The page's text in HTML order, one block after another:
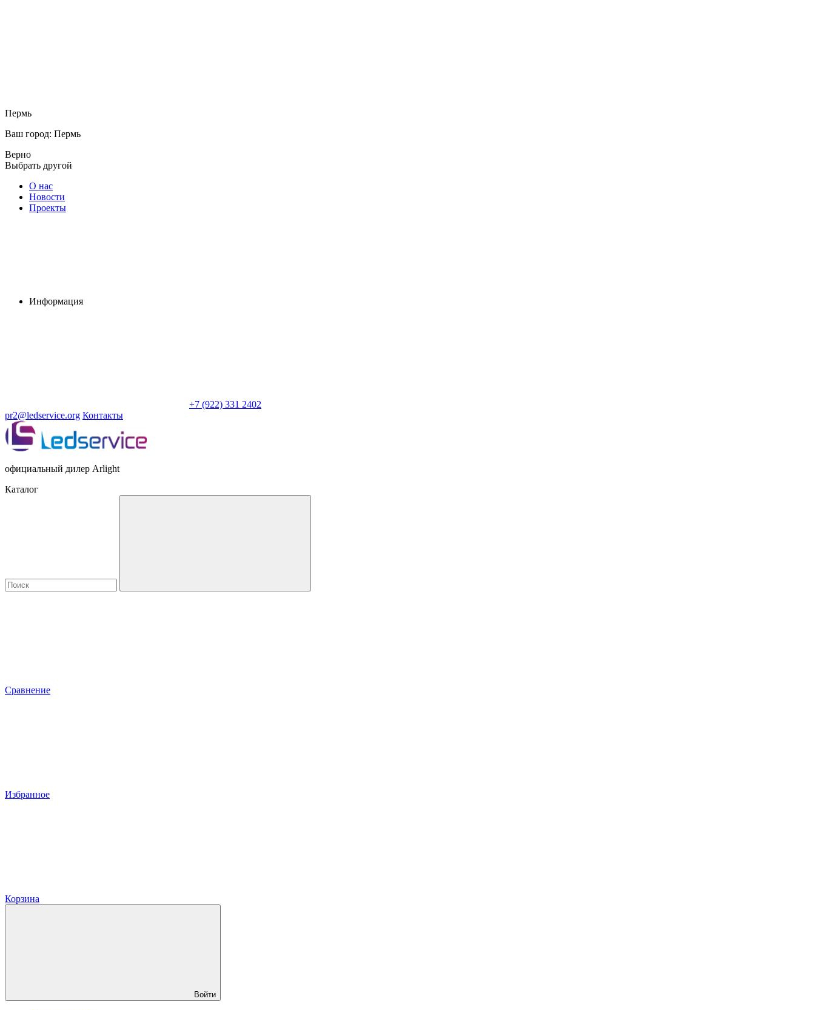
Пермь
Ваш город: Пермь
Верно
Выбрать другой
О нас
Новости
Проекты
Информация
+7 (922) 331 2402
pr2@ledservice.org Контакты
официальный дилер Arlight
Каталог
Сравнение
Избранное
Корзина
Войти